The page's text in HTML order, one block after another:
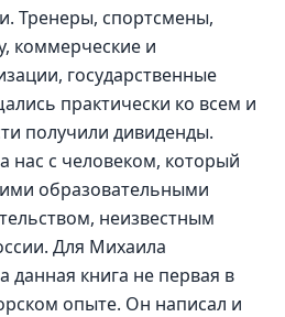
Тренеры, спортсмены,
коммерческие и
государственные
практически ко всем и
получили дивиденды.
нас с человеком, который
образовательными
неизвестным
Для Михаила
данная книга не первая в
опыте. Он написал и